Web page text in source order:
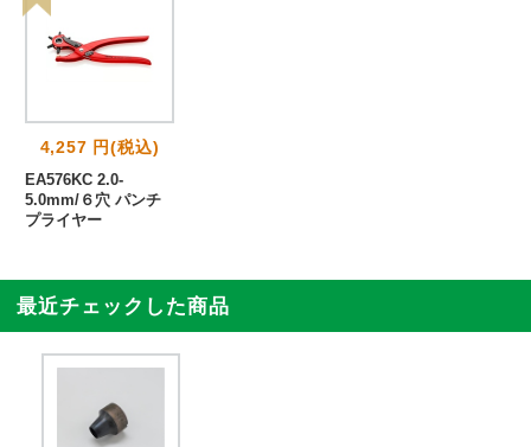
4,257 円(税込)
EA576KC 2.0-
5.0mm/６穴 パンチ
プライヤー
最近チェックした商品